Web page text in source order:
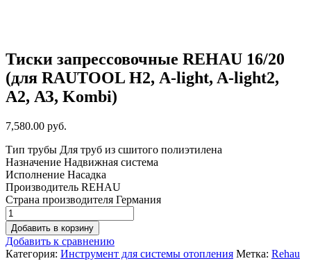
Тиски запрессовочные REHAU 16/20
(для RAUTOOL Н2, A-light, A-light2,
А2, АЗ, Kombi)
7,580.00 руб.
Тип трубы Для труб из сшитого полиэтилена
Назначение Надвижная система
Исполнение Насадка
Производитель REHAU
Страна производителя Германия
Добавить в корзину
Добавить к сравнению
Категория: Инструмент для системы отопления Метка: Rehau